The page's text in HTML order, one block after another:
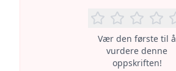
Vær den første til å
vurdere denne
oppskriften!